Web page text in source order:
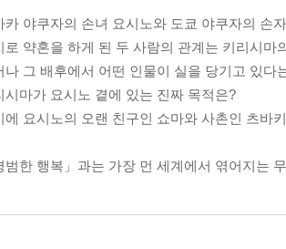
카 야쿠자의 손녀 요시노와 도쿄 야쿠자의 손
로 약혼을 하게 된 두 사람의 관계는 키리시
나 그 배후에서 어떤 인물이 실을 당기고 있다
시마가 요시노 곁에 있는 진짜 목적은?
에 요시노의 오랜 친구인 쇼마와 사촌인 츠
범한 행복」과는 가장 먼 세계에서 엮어지는